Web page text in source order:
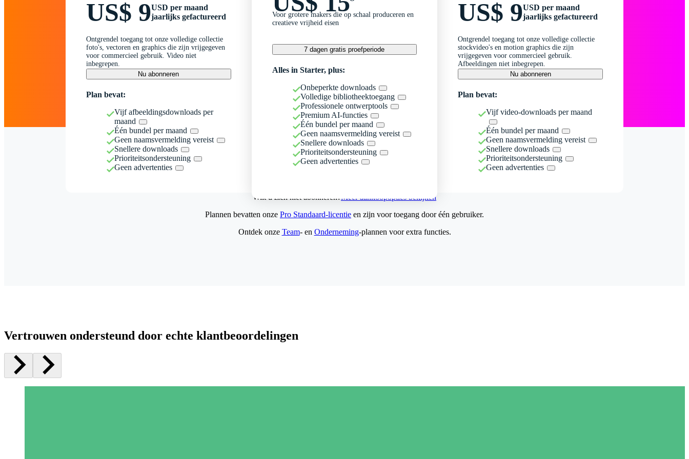
US$ 9USD per maand
jaarlijks gefactureerd
Ontgrendel toegang tot onze volledige collectie
foto's, vectoren en graphics die zijn vrijgegeven
voor commercieel gebruik. Video niet
inbegrepen.
Nu abonneren
Plan bevat:
Vijf afbeeldingsdownloads per
maand
Één bundel per maand
Geen naamsvermelding vereist
Snellere downloads
Prioriteitsondersteuning
Geen advertenties
Voor grotere makers die op schaal produceren en
creatieve vrijheid eisen
7 dagen gratis proefperiode
Alles in Starter, plus:
Onbeperkte downloads
Volledige bibliotheektoegang
Professionele ontwerptools
Premium AI-functies
Één bundel per maand
Geen naamsvermelding vereist
Snellere downloads
Prioriteitsondersteuning
Geen advertenties
US$ 9USD per maand
jaarlijks gefactureerd
Ontgrendel toegang tot onze volledige collectie
stockvideo's en motion graphics die zijn
vrijgegeven voor commercieel gebruik.
Afbeeldingen niet inbegrepen.
Nu abonneren
Plan bevat:
Vijf video-downloads per maand
Één bundel per maand
Geen naamsvermelding vereist
Snellere downloads
Prioriteitsondersteuning
Geen advertenties
Wilt u zich niet abonneren?Meer aankoopopties bekijken
Plannen bevatten onze Pro Standaard-licentie en zijn voor toegang door één gebruiker.
Ontdek onze Team- en Onderneming-plannen voor extra functies.
Vertrouwen ondersteund door echte klantbeoordelingen